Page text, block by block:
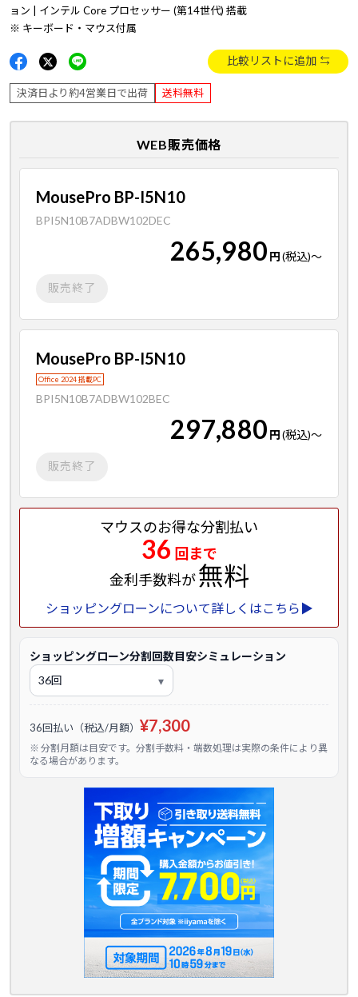
ョン | インテル Core プロセッサー (第14世代) 搭載
※ キーボード・マウス付属
比較リストに追加
決済日より約4営業日で出荷 送料無料
WEB販売価格
MousePro BP-I5N10
BPI5N10B7ADBW102DEC
265,980 円(税込)～
販売終了
MousePro BP-I5N10
Office 2024 搭載PC
BPI5N10B7ADBW102BEC
297,880 円(税込)～
販売終了
マウスのお得な分割払い
36 回まで
金利手数料が無料
ショッピングローンについて詳しくはこちら▶
ショッピングローン分割回数目安シミュレーション
36回払い（税込/月額） ¥7,300
※ 分割月額は目安です。分割手数料・端数処理は実際の条件により異
なる場合があります。